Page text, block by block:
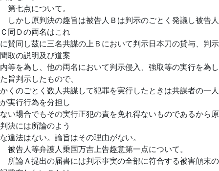
第七点について。
しかし原判決の趣旨は被告人Ｂは判示のごとく発議し被告人
Ｃ同Ｄの両名はこれ
に賛同し茲に三名共謀の上Ｂにおいて判示日本刀の貸与、判示
間取の説明及び道案
内等を為し、他の両名において判示侵入、強取等の実行を為し
た旨判示したもので、
かくのごとく数人共謀して犯罪を実行したときは共謀者の一人
が実行行為を分担し
ない場合でもその実行正犯の責を免れ得ないものであるから原
判決には所論のよう
な違法はない。論旨はその理由がない。
被告人等弁護人乗国万吉上告趣意第一点について。
所論Ａ提出の届書には判示事実の全部に符合する被害顛末の